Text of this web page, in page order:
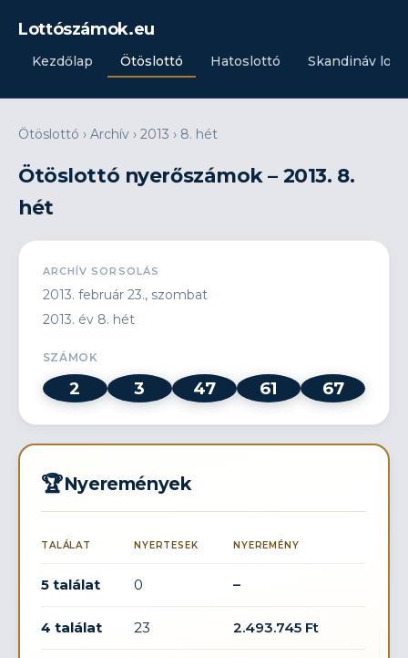
Lottószámok.eu
Kezdőlap Ötöslottó Hatoslottó Skandináv
Ötöslottó › Archív › 2013 › 8. hét
Ötöslottó nyerőszámok – 2013. 8.
hét
ARCHÍV SORSOLÁS
2013. február 23., szombat
2013. év 8. hét
SZÁMOK
2 3 47 61 67
🏆Nyeremények
TALÁLAT NYERTESEK NYEREMÉNY
5 találat 0 –
4 találat 23 2.493.745 Ft